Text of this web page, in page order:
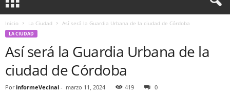
Inicio La Ciudad Así será la Guardia Urbana de la ciudad de Córdoba
LA CIUDAD
Así será la Guardia Urbana de la
ciudad de Córdoba
Por informeVecinal - marzo 11, 2024 419 0